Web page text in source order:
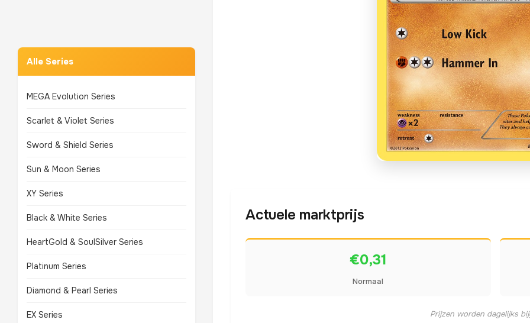
Alle Series
MEGA Evolution Series
Scarlet & Violet Series
Sword & Shield Series
Sun & Moon Series
XY Series
Black & White Series
HeartGold & SoulSilver Series
Platinum Series
Diamond & Pearl Series
EX Series
Actuele marktprijs
€0,31
Normaal
Prijzen worden dagelijks